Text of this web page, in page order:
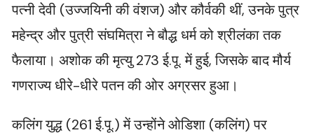
पत्नी देवी (उज्जयिनी की वंशज) और कौर्वकी थीं, उनके पुत्र
महेन्द्र और पुत्री संघमित्रा ने बौद्ध धर्म को श्रीलंका तक
फैलाया। अशोक की मृत्यु 273 ई.पू. में हुई, जिसके बाद मौर्य
गणराज्य धीरे-धीरे पतन की ओर अग्रसर हुआ।
कलिंग युद्ध (261 ई.पू.) में उन्होंने ओडिशा (कलिंग) पर